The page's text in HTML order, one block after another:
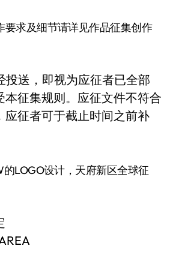
求及细节请详见作品征集创作
投送，即视为应征者已全部
本征集规则。应征文件不符合
应征者可于截止时间之前补